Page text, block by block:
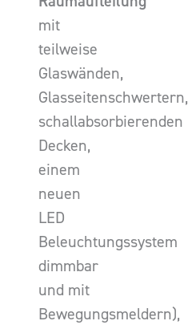
mit
teilweise
Glaswänden,
Glasseitenschwertern,
schallabsorbierenden
Decken,
einem
neuen
LED
Beleuchtungssystem
dimmbar
und mit
Bewegungsmeldern),